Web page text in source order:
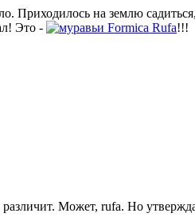
Приходилось на землю
Это -
Formica Rufa!!!
Может, rufa. Но